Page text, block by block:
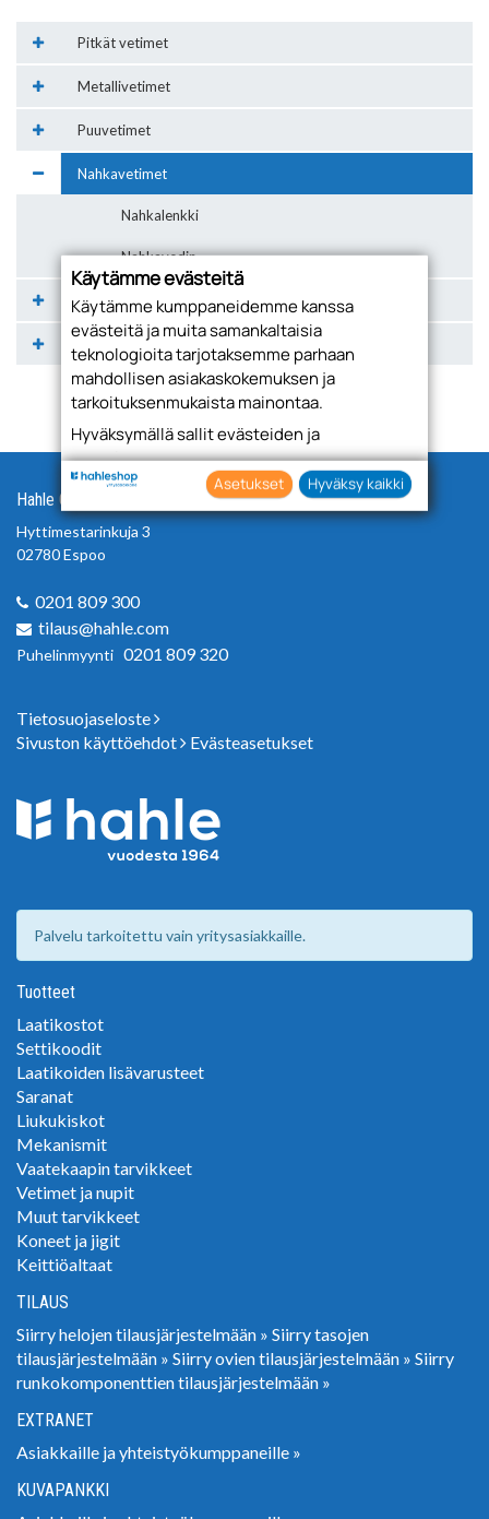
Pitkät vetimet
Metallivetimet
Puuvetimet
Nahkavetimet
Nahkalenkki
Nahkavedin
Peilioven vetimet
Hahle Oy
Hyttimestarinkuja 3
02780 Espoo
0201 809 300
tilaus@hahle.com
Puhelinmyynti 0201 809 320
Tietosuojaseloste
Sivuston käyttöehdot
Evästeasetukset
Palvelu tarkoitettu vain yritysasiakkaille.
Tuotteet
Laatikostot
Settikoodit
Laatikoiden lisävarusteet
Saranat
Liukukiskot
Mekanismit
Vaatekaapin tarvikkeet
Vetimet ja nupit
Muut tarvikkeet
Koneet ja jigit
Keittiöaltaat
TILAUS
Siirry helojen tilausjärjestelmään » Siirry tasojen
tilausjärjestelmään » Siirry ovien tilausjärjestelmään » Siirry
runkokomponenttien tilausjärjestelmään »
EXTRANET
Asiakkaille ja yhteistyökumppaneille »
KUVAPANKKI
Käytämme evästeitä
Käytämme kumppaneidemme kanssa
evästeitä ja muita samankaltaisia
teknologioita tarjotaksemme parhaan
mahdollisen asiakaskokemuksen ja
tarkoituksenmukaista mainontaa.
Hyväksymällä sallit evästeiden ja
teknologioiden käytön tietojesi keräämiseen
sekä käyttämiseen. Voit myös antaa
suostumuksesi valikoiden klikkaamalla
“Asetukset” painiketta.
Asetukset Hyväksy kaikki